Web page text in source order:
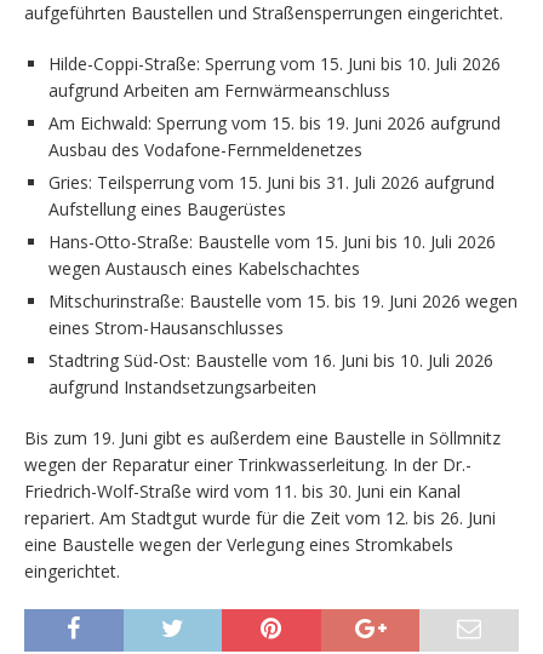
aufgeführten Baustellen und Straßensperrungen eingerichtet.
Hilde-Coppi-Straße: Sperrung vom 15. Juni bis 10. Juli 2026
aufgrund Arbeiten am Fernwärmeanschluss
Am Eichwald: Sperrung vom 15. bis 19. Juni 2026 aufgrund
Ausbau des Vodafone-Fernmeldenetzes
Gries: Teilsperrung vom 15. Juni bis 31. Juli 2026 aufgrund
Aufstellung eines Baugerüstes
Hans-Otto-Straße: Baustelle vom 15. Juni bis 10. Juli 2026
wegen Austausch eines Kabelschachtes
Mitschurinstraße: Baustelle vom 15. bis 19. Juni 2026 wegen
eines Strom-Hausanschlusses
Stadtring Süd-Ost: Baustelle vom 16. Juni bis 10. Juli 2026
aufgrund Instandsetzungsarbeiten
Bis zum 19. Juni gibt es außerdem eine Baustelle in Söllmnitz
wegen der Reparatur einer Trinkwasserleitung. In der Dr.-
Friedrich-Wolf-Straße wird vom 11. bis 30. Juni ein Kanal
repariert. Am Stadtgut wurde für die Zeit vom 12. bis 26. Juni
eine Baustelle wegen der Verlegung eines Stromkabels
eingerichtet.